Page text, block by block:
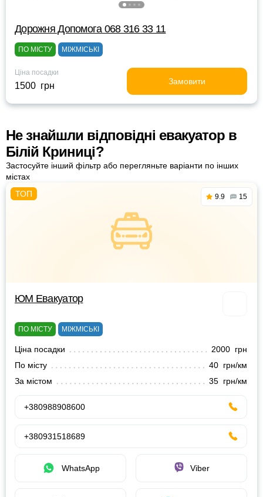
Дорожня Допомога 068 316 33 11
ПО МІСТУ МІЖМІСЬКІ
Ціна посадки
1500 грн Замовити
Не знайшли відповідні евакуатор в
Білій Криниці?
Застосуйте інший фільтр або перегляньте варіанти по інших
містах
9.9 15
ЮМ Евакуатор
ПО МІСТУ МІЖМІСЬКІ
Ціна посадки
2000 грн
По місту
40 грн/км
За містом
35 грн/км
+380988908600
+380931518689
WhatsApp Viber